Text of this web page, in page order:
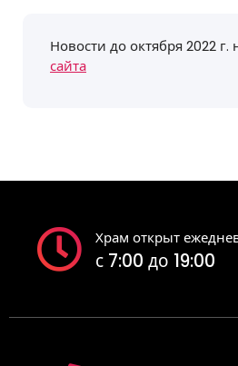
Новости до октября 2022 г.
сайта
Храм открыт
с 7:00 до 19:00